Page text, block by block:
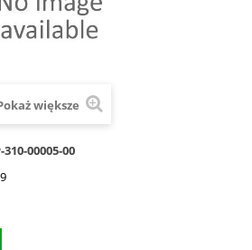
większe
310-00005-00